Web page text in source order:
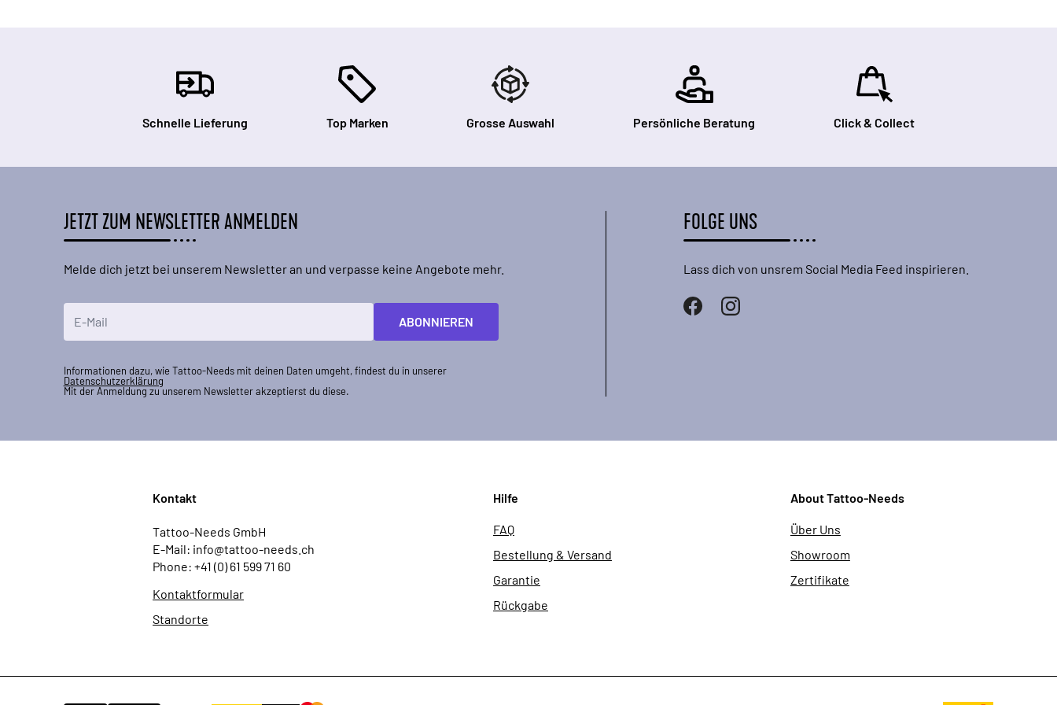
Schnelle Lieferung Top Marken Grosse Auswahl Persönliche Beratung Click & Collect
JETZT ZUM NEWSLETTER ANMELDEN
Melde dich jetzt bei unserem Newsletter an und verpasse keine Angebote mehr.
ABONNIEREN
Informationen dazu, wie Tattoo-Needs mit deinen Daten umgeht, findest du in unserer
Datenschutzerklärung
Mit der Anmeldung zu unserem Newsletter akzeptierst du diese.
FOLGE UNS
Lass dich von unsrem Social Media Feed inspirieren.
Kontakt
Tattoo-Needs GmbH
E-Mail: info@tattoo-needs.ch
Phone: +41 (0) 61 599 71 60
Kontaktformular
Standorte
Hilfe
FAQ
Bestellung & Versand
Garantie
Rückgabe
About Tattoo-Needs
Über Uns
Showroom
Zertifikate